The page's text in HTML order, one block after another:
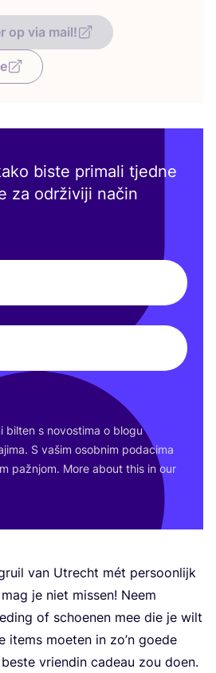
van Utrec­ht mét per­so­onlijk
je niet missen! Neem
of scho­enen mee die je wilt
items moeten in zo’n goede
vri­en­din cade­au zou doen.
op via mail!
biste primali tjedne
za održiviji način
bil­ten s novos­ti­ma o blo­gu
S vašim osob­nim poda­ci­ma
paž­njom. More abo­ut this in our